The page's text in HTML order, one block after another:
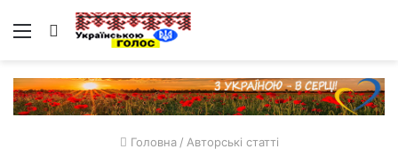
Меню Пошук
Головна / Авторські статті